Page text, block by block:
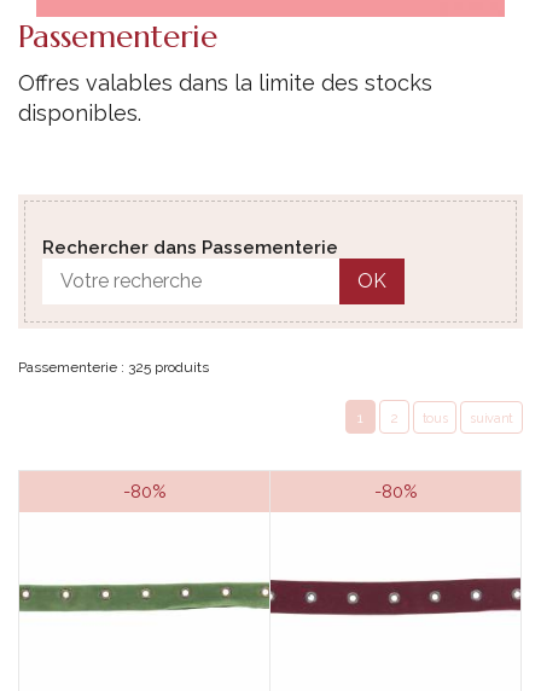
Passementerie
Offres valables dans la limite des stocks
disponibles.
Rechercher dans Passementerie
OK
Passementerie : 325 produits
1 2 tous suivant
-80% -80%